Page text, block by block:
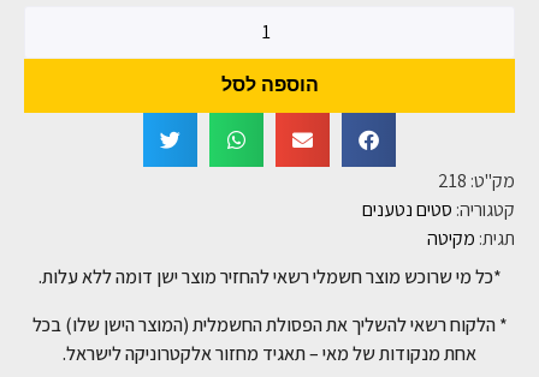
הוספה לסל
מק"ט: 218
קטגוריה: סטים נטענים
תגית: מקיטה
*כל מי שרוכש מוצר חשמלי רשאי להחזיר מוצר ישן דומה ללא עלות.
* הלקוח רשאי להשליך את הפסולת החשמלית (המוצר הישן שלו) בכל
אחת מנקודות של מאי – תאגיד מחזור אלקטרוניקה לישראל.